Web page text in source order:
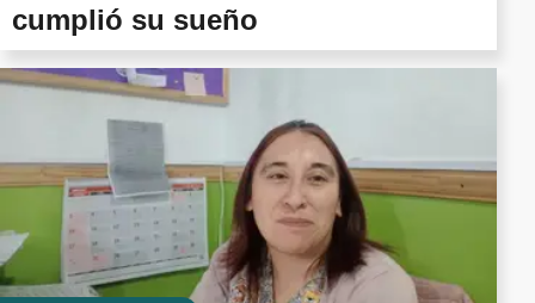
cumplió su sueño